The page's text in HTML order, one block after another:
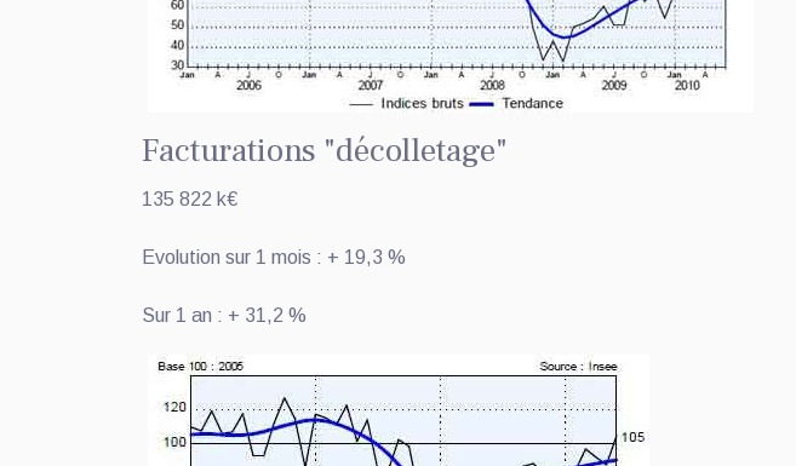
Facturations "décolletage"
135 822 k€
Evolution sur 1 mois : + 19,3 %
Sur 1 an : + 31,2 %